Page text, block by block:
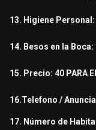
13. Higiene Personal:
14. Besos en la Boca:
15. Precio: 40 PARA
16.Telefono /
17. Número de